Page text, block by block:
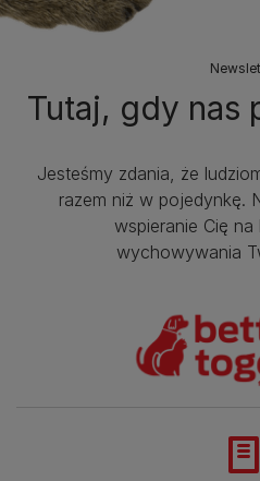
Tutaj, gdy nas
Jesteśmy zdania, że
razem niż w pojedynkę.
wspieranie Cię
wychowywania